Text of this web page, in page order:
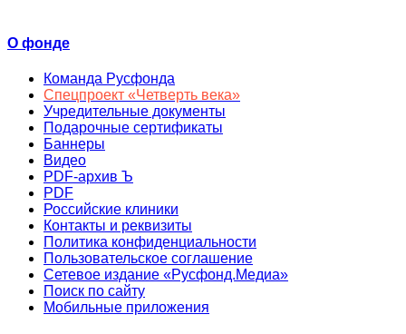
О фонде
Команда Русфонда
Спецпроект «Четверть века»
Учредительные документы
Подарочные сертификаты
Баннеры
Видео
PDF-архив Ъ
PDF
Российские клиники
Контакты и реквизиты
Политика конфиденциальности
Пользовательское соглашение
Сетевое издание «Русфонд.Медиа»
Поиск по сайту
Мобильные приложения